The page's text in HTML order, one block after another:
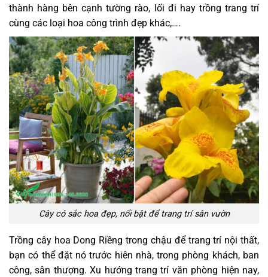
thành hàng bên cạnh tường rào, lối đi hay trồng trang trí
cùng các loại hoa công trình đẹp khác,….
Cây có sắc hoa đẹp, nổi bật để trang trí sân vườn
Trồng cây hoa Dong Riềng trong chậu để trang trí nội thất,
bạn có thể đặt nó trước hiên nhà, trong phòng khách, ban
công, sân thượng. Xu hướng trang trí văn phòng hiện nay,